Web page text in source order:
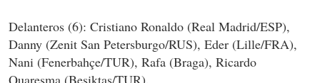
Delanteros (6): Cristiano Ronaldo (Real Madrid/ESP),
Danny (Zenit San Petersburgo/RUS), Eder (Lille/FRA),
Nani (Fenerbahçe/TUR), Rafa (Braga), Ricardo
Quaresma (Besiktas/TUR).